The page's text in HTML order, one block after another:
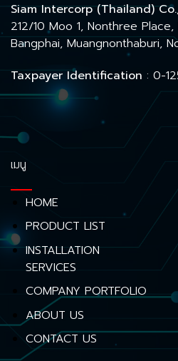
Siam Intercorp (Thailand)
212/10 Moo 1, Nonthree
Bangphai, Muangnonthaburi,
Taxpayer Identification : 0-
เมนู
HOME
PRODUCT LIST
INSTALLATION
SERVICES
COMPANY PORTFOLIO
ABOUT US
CONTACT US